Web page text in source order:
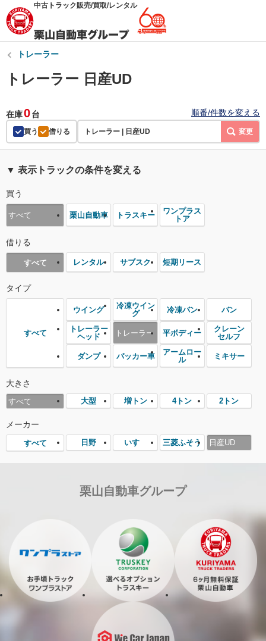
中古トラック販売/買取/レンタル
トレーラー
トレーラー 日産UD
在庫0台 順番/件数を変える
買う 借りる トレーラー | 日産UD 変更
▼ 表示トラックの条件を変える
買う
すべて 栗山自動車 トラスキー
ワンプラス
トア
借りる
すべて レンタル サブスク 短期リース
タイプ
すべて
ウイング
冷凍ウイン
グ
冷凍バン バン
トレーラー
ヘッド
トレーラー 平ボディー
クレーン
セルフ
ダンプ パッカー車
アームロー
ル
ミキサー
大きさ
すべて 大型 増トン 4トン 2トン
メーカー
すべて 日野 いすゞ 三菱ふそう 日産UD
栗山自動車グループ